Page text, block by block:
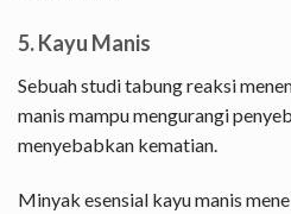
5. Kayu Manis
Sebuah studi tabung reaksi
manis mampu mengurangi
menyebabkan kematian.
Minyak esensial kayu manis